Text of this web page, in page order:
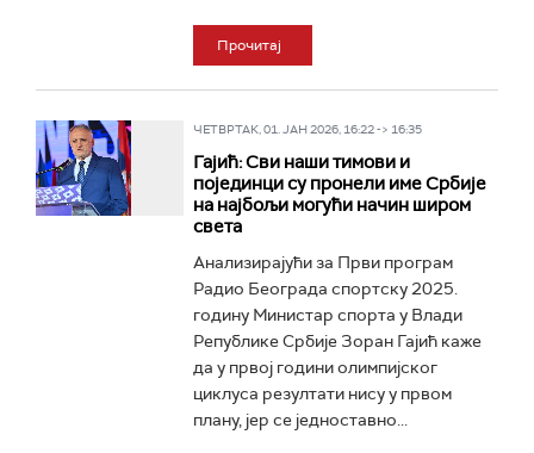
Прочитај
ЧЕТВРТАК, 01. ЈАН 2026, 16:22 -> 16:35
Гајић: Сви наши тимови и
појединци су пронели име Србије
на најбољи могући начин широм
света
Анализирајући за Први програм
Радио Београда спортску 2025.
годину Министар спорта у Влади
Републике Србије Зоран Гајић каже
да у првој години олимпијског
циклуса резултати нису у првом
плану, јер се једноставно...